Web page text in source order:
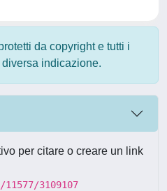
da copyright e tutti i
indicazione.
per citare o creare un link
3109107